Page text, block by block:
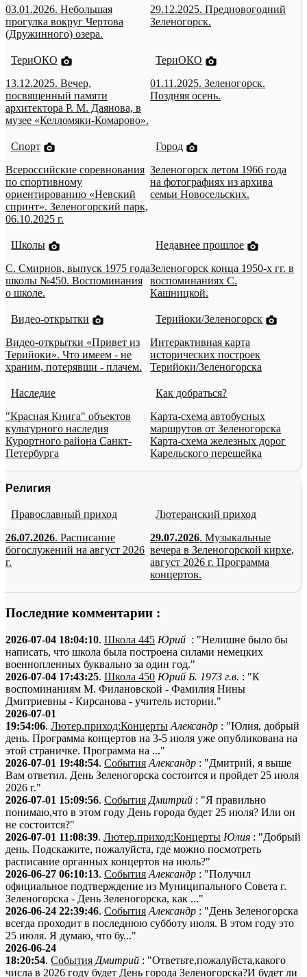
03.01.2026. Небольшая
прогулка вокруг Чертова
(Дружинного) озера.
29.12.2025. Предновогодний
Зеленогорск.
ТериОКО
13.12.2025. Вечер,
посвященный памяти
архитектора Р. М. Даянова, в
музее «Келломяки-Комарово».
ТериОКО
01.11.2025. Зеленогорск.
Поздняя осень.
Спорт
Всероссийские соревнования
по спортивному
ориентированию «Невский
спринт». Зеленогорский парк,
06.10.2025 г.
Город
Зеленогорск летом 1966 года
на фотографиях из архива
семьи Новосельских.
Школы
С. Смирнов, выпуск 1975 года
школы №450. Воспоминания
о школе.
Недавнее прошлое
Зеленогорск конца 1950-х гг. в
воспоминаниях С.
Кашницкой.
Видео-открытки
Видео-открытки «Привет из
Терийоки». Что имеем - не
храним, потерявши - плачем.
Терийоки/Зеленогорск
Интерактивная карта
исторических построек
Терийоки/Зеленогорска
Наследие
"Красная Книга" объектов
культурного наследия
Курортного района Санкт-
Петербурга
Как добраться?
Карта-схема автобусных
маршрутов от Зеленогорска
Карта-схема железных дорог
Карельского перешейка
Религия
Православный приход
26.07.2026. Расписание
богослужений на август 2026
г.
Лютеранский приход
29.07.2026. Музыкальные
вечера в Зеленогорской кирхе,
август 2026 г. Программа
концертов.
Последние комментарии :
2026-07-04 18:04:10. Школа 445 Юрий : "Нелишне было бы
написать, что школа была построена силами немецких
военнопленных буквально за один год."
2026-07-04 17:43:25. Школа 450 Юрий Б. 1973 г.в. : "К
воспоминаниям М. Филановской - Фамилия Нины
Дмитриевны - Кирсанова - учитель истории."
2026-07-01
19:54:06. Лютер.приход:Концерты Александр : "Юлия, добрый
день. Программа концертов на 3-5 июля уже опубликована на
этой страничке. Программа на ..."
2026-07-01 19:48:54. События Александр : "Дмитрий, я выше
Вам ответил. День Зеленогорска состоится и пройдет 25 июля
2026 г."
2026-07-01 15:09:56. События Дмитрий : "Я правильно
понимаю,что в этом году День города будет 25 июля? Или он
не состоится?"
2026-07-01 11:08:39. Лютер.приход:Концерты Юлия : "Добрый
день. Подскажите, пожалуйста, где можно посмотреть
расписание органных концертов на июль?"
2026-06-27 06:10:13. События Александр : "Получил
официальное подтверждение из Муниципального Совета г.
Зеленогорска - День Зеленогорска, как ..."
2026-06-24 22:39:46. События Александр : "День Зеленогорска
всегда проходит в последнюю субботу июля. В этом году это
25 июля. Я думаю, что бу..."
2026-06-24
18:20:54. События Дмитрий : "Ответьте,пожалуйста,какого
числа в 2026 году будет День города Зеленогорска?И будет ли